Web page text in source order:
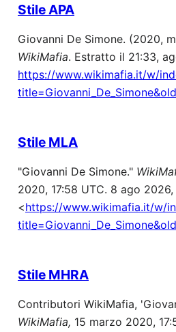
Stile APA
Giovanni De Simone. (2020,
WikiMafia. Estratto il 21:33,
https://www.wikimafia.it/w/
Stile MLA
"Giovanni De Simone."
2020, 17:58 UTC. 8 ago 2026,
<https://www.wikimafia.it/w/
Stile MHRA
Contributori WikiMafia,
WikiMafia, 15 marzo 2020,